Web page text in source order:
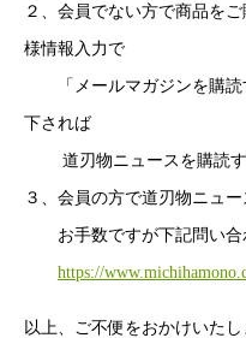
２、会員でない方で商品を
様情報入力で
「メールマガジンを購読
下されば
道刃物ニュースを購読す
３、会員の方で道刃物ニュ
お手数ですが下記問い合
https://
以上、ご不便をおかけいた